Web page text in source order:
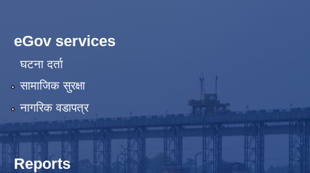
eGov services
घटना दर्ता
सामाजिक सुरक्षा
नागरिक वडापत्र
Reports